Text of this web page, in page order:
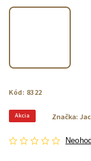
Kód: 8322
Akcia Značka: